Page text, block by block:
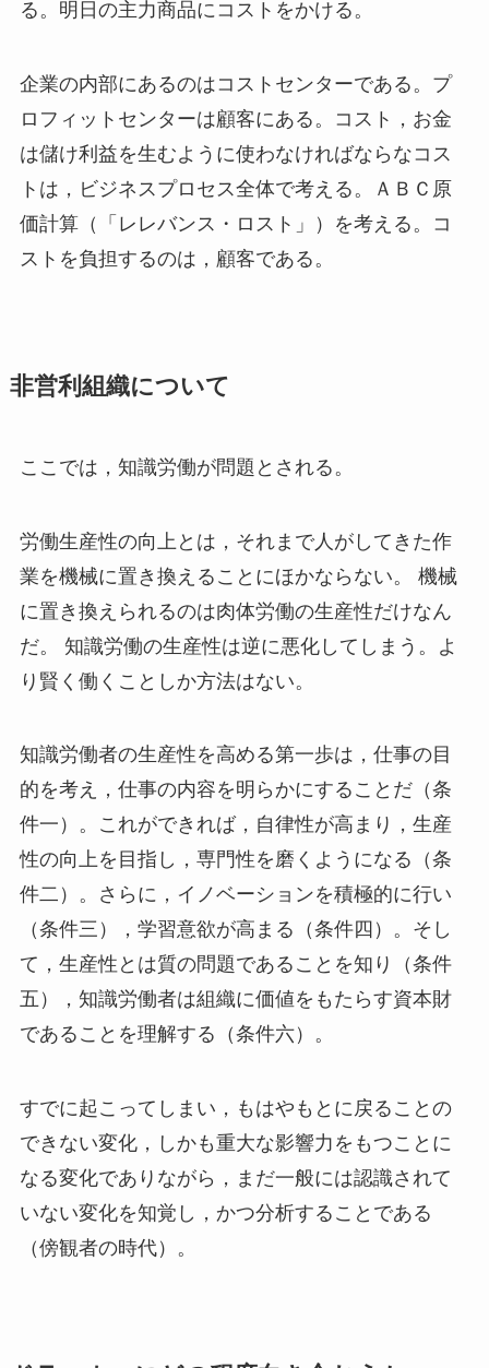
る。明日の主力商品にコストをかける。
企業の内部にあるのはコストセンターである。プ
ロフィットセンターは顧客にある。コスト，お金
は儲け利益を生むように使わなければならなコス
トは，ビジネスプロセス全体で考える。ＡＢＣ原
価計算（「レレバンス・ロスト」）を考える。コ
ストを負担するのは，顧客である。
非営利組織について
ここでは，知識労働が問題とされる。
労働生産性の向上とは，それまで人がしてきた作
業を機械に置き換えることにほかならない。 機械
に置き換えられるのは肉体労働の生産性だけなん
だ。 知識労働の生産性は逆に悪化してしまう。よ
り賢く働くことしか方法はない。
知識労働者の生産性を高める第一歩は，仕事の目
的を考え，仕事の内容を明らかにすることだ（条
件一）。これができれば，自律性が高まり，生産
性の向上を目指し，専門性を磨くようになる（条
件二）。さらに，イノベーションを積極的に行い
（条件三），学習意欲が高まる（条件四）。そし
て，生産性とは質の問題であることを知り（条件
五），知識労働者は組織に価値をもたらす資本財
であることを理解する（条件六）。
すでに起こってしまい，もはやもとに戻ることの
できない変化，しかも重大な影響力をもつことに
なる変化でありながら，まだ一般には認識されて
いない変化を知覚し，かつ分析することである
（傍観者の時代）。